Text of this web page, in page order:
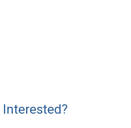
Interested?